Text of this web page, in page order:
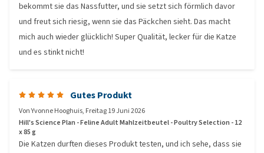
bekommt sie das Nassfutter, und sie setzt sich förmlich davor
und freut sich riesig, wenn sie das Päckchen sieht. Das macht
mich auch wieder glücklich! Super Qualität, lecker für die Katze
und es stinkt nicht!
Gutes Produkt
VonYvonne Hooghuis, Freitag 19 Juni 2026
Hill's Science Plan - Feline Adult Mahlzeitbeutel - Poultry Selection - 12
x 85 g
Die Katzen durften dieses Produkt testen, und ich sehe, dass sie